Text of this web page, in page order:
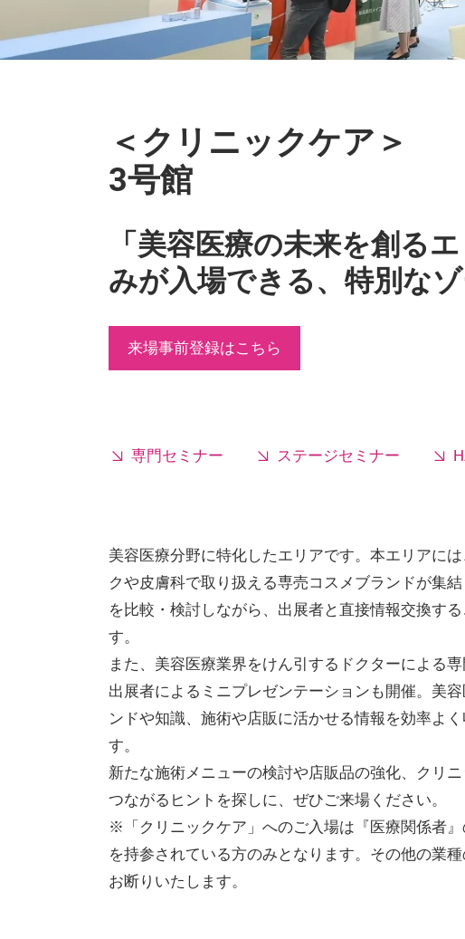
＜クリニックケア＞
3号館
「美容医療の未来を創る
みが入場できる、特別な
来場事前登録はこちら
専門セミナー ステージセミナー
美容医療分野に特化したエリアです。本エリアに
クや皮膚科で取り扱える専売コスメブランドが集
を比較・検討しながら、出展者と直接情報交換する
す。
また、美容医療業界をけん引するドクターによる専
出展者によるミニプレゼンテーションも開催。美
ンドや知識、施術や店販に活かせる情報を効率よ
す。
新たな施術メニューの検討や店販品の強化、クリ
つながるヒントを探しに、ぜひご来場ください。
※「クリニックケア」へのご入場は『医療関係者
を持参されている方のみとなります。その他の業
お断りいたします。